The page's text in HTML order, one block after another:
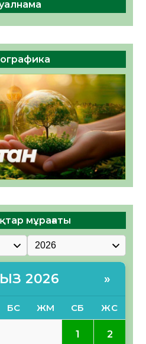
мұрағаты
2026 »
БС ЖМ СБ ЖС
1 2